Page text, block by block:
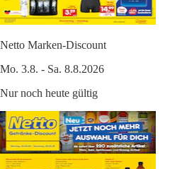
Netto Marken-Discount
Mo. 3.8. - Sa. 8.8.2026
Nur noch heute gültig